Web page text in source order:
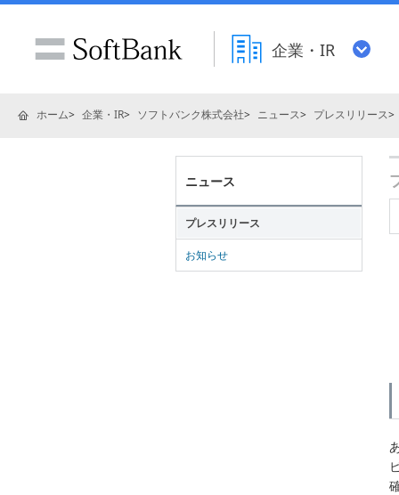
企業・IR
ホーム 企業・IR ソフトバンク株式会社 ニュース プレスリリース
ニュース
プレスリリース
お知らせ